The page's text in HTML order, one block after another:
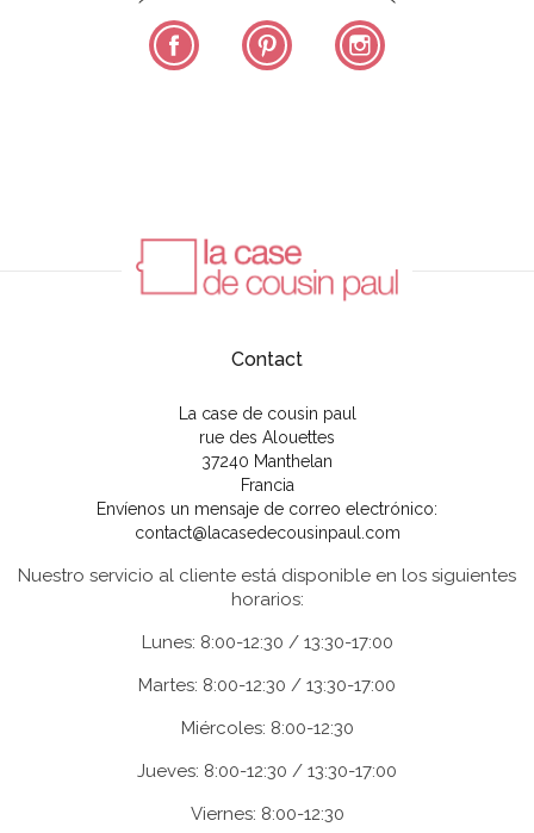
Facebook Pinterest
Contact
La case de cousin paul
rue des Alouettes
37240 Manthelan
Francia
Envíenos un mensaje de correo electrónico:
contact@lacasedecousinpaul.com
Nuestro servicio al cliente está disponible en los siguientes
horarios:
Lunes: 8:00-12:30 / 13:30-17:00
Martes: 8:00-12:30 / 13:30-17:00
Miércoles: 8:00-12:30
Jueves: 8:00-12:30 / 13:30-17:00
Viernes: 8:00-12:30